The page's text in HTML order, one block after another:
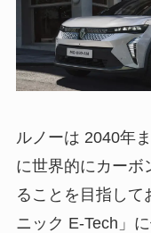
ルノーは 2040年
に世界的にカーボ
ることを目指して
ニック E-Tech」